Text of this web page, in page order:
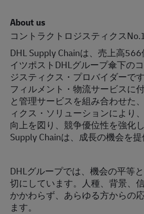
About us
コントラクトロジスティクス
DHL Supply Chainは、売上高
イツポストDHLグループ傘下の
ジスティクス・プロバイダーで
フィルメント・物流サービスに
と管理サービスを組み合わせた
ィクス・ソリューションにより
向上を図り、競争優位性を強化
Supply Chainは、成長の機会を提
DHLグループでは、機会の平等
切にしています。人種、背景、
かかわらず、あらゆる方からの
ます。